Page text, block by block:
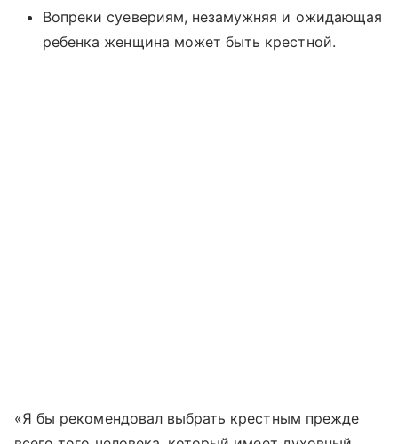
Вопреки суевериям, незамужняя и ожидающая
ребенка женщина может быть крестной.
«Я бы рекомендовал выбрать крестным прежде